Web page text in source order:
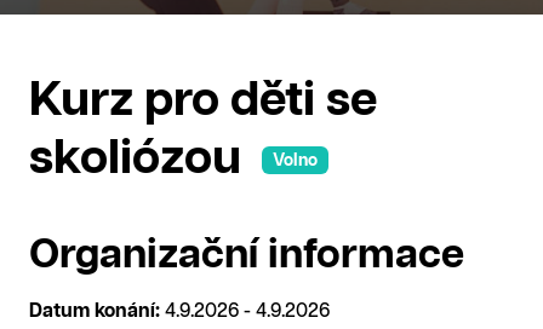
Kurz pro děti se
skoliózou
Volno
Organizační informace
Datum konání: 4.9.2026 - 4.9.2026